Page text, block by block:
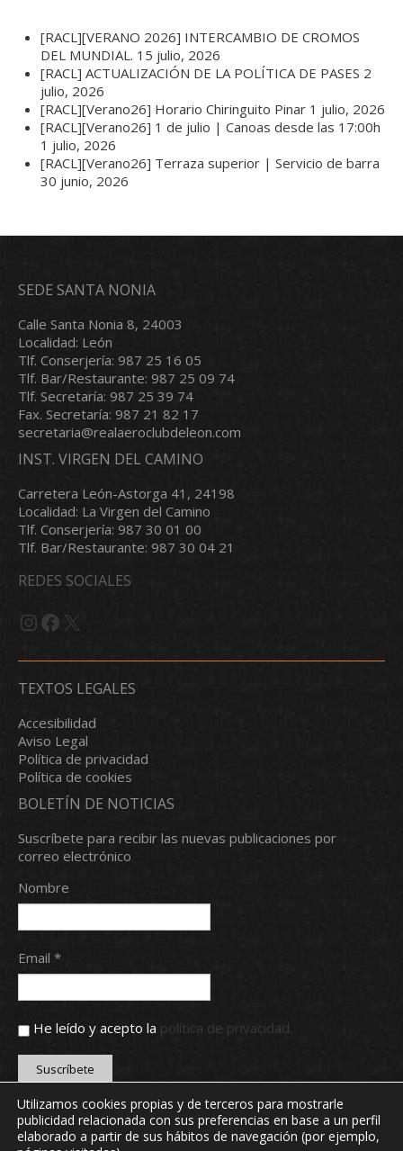
[RACL][VERANO 2026] INTERCAMBIO DE CROMOS
DEL MUNDIAL. 15 julio, 2026
[RACL] ACTUALIZACIÓN DE LA POLÍTICA DE PASES 2
julio, 2026
[RACL][Verano26] Horario Chiringuito Pinar 1 julio, 2026
[RACL][Verano26] 1 de julio | Canoas desde las 17:00h
1 julio, 2026
[RACL][Verano26] Terraza superior | Servicio de barra
30 junio, 2026
SEDE SANTA NONIA
Calle Santa Nonia 8, 24003
Localidad: León
Tlf. Conserjería: 987 25 16 05
Tlf. Bar/Restaurante: 987 25 09 74
Tlf. Secretaría: 987 25 39 74
Fax. Secretaría: 987 21 82 17
secretaria@realaeroclubdeleon.com
INST. VIRGEN DEL CAMINO
Carretera León-Astorga 41, 24198
Localidad: La Virgen del Camino
Tlf. Conserjería: 987 30 01 00
Tlf. Bar/Restaurante: 987 30 04 21
REDES SOCIALES
Instagram
Facebook
X
TEXTOS LEGALES
Accesibilidad
Aviso Legal
Política de privacidad
Política de cookies
BOLETÍN DE NOTICIAS
Suscríbete para recibir las nuevas publicaciones por
correo electrónico
Nombre
Email *
He leído y acepto la política de privacidad.
Copyright © 2024 Real Aero Club de León. Todos los
Utilizamos cookies propias y de terceros para mostrarle
publicidad relacionada con sus preferencias en base a un perfil
elaborado a partir de sus hábitos de navegación (por ejemplo,